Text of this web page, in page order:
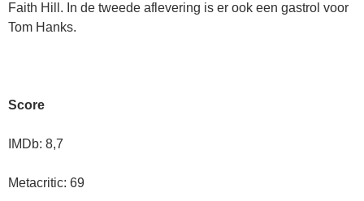
Faith Hill. In de tweede aflevering is er ook een gastrol voor
Tom Hanks.
Score
IMDb: 8,7
Metacritic: 69